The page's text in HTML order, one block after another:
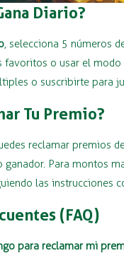
Diario?
, selecciona 5 números
favoritos o usar el
o suscribirte para
Tu Premio?
reclamar premios
Para montos
las instrucciones
(FAQ)
para reclamar mi